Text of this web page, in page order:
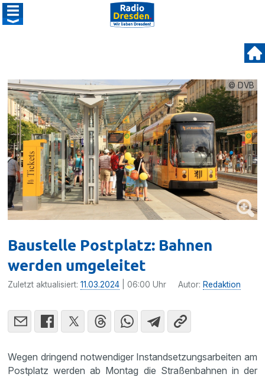
© DVB
Baustelle Postplatz: Bahnen
werden umgeleitet
Zuletzt aktualisiert:11.03.2024 | 06:00 Uhr Autor: Redaktion
Wegen dringend notwendiger Instandsetzungsarbeiten am
Postplatz werden ab Montag die Straßenbahnen in der